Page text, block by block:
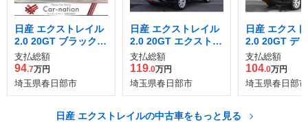
日産 エクストレイル
2.0 20GT ブラックエ
クストリーマーX デ
ィーゼルターボ 4WD
支払総額
94.7万円
埼玉県春日部市
日産 エクストレイル
2.0 20GT エクストリ
ーマーX ディーゼル
ターボ 4WD
支払総額
119.0万円
埼玉県春日部市
日産 エクス
2.0 20GT デ
ターボ 4WD
支払総額
104.0万円
埼玉県春日部市
日産 エクストレイルの中古車をもっと見る